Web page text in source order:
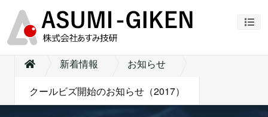
ナビ
新着情報
お知らせ
クールビズ開始のお知らせ（2017）